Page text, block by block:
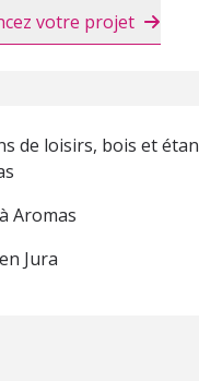
votre projet
de loisirs, bois et
Aromas
Jura